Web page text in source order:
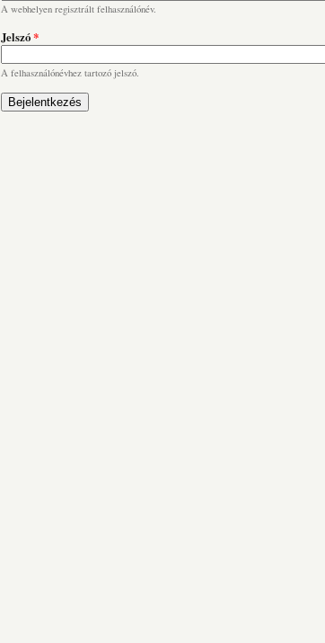
A webhelyen regisztrált felhasználónév.
Jelszó*
A felhasználónévhez tartozó jelszó.